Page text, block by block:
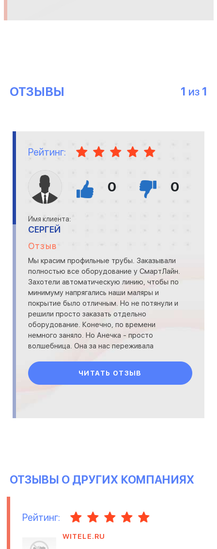
ОТЗЫВЫ 1 ИЗ 1
Рейтинг:
0 0
Имя клиента:
СЕРГЕЙ
Отзыв
Мы красим профильные трубы. Заказывали
полностью все оборудование у СмартЛайн.
Захотели автоматическую линию, чтобы по
минимуму напрягались наши маляры и
покрытие было отличным. Но не потянули и
решили просто заказать отдельно
оборудование. Конечно, по времени
немного заняло. Но Анечка - просто
волшебница. Она за нас переживала
ЧИТАТЬ ОТЗЫВ
ОТЗЫВЫ О ДРУГИХ КОМПАНИЯХ
Рейтинг:
WITELE.RU